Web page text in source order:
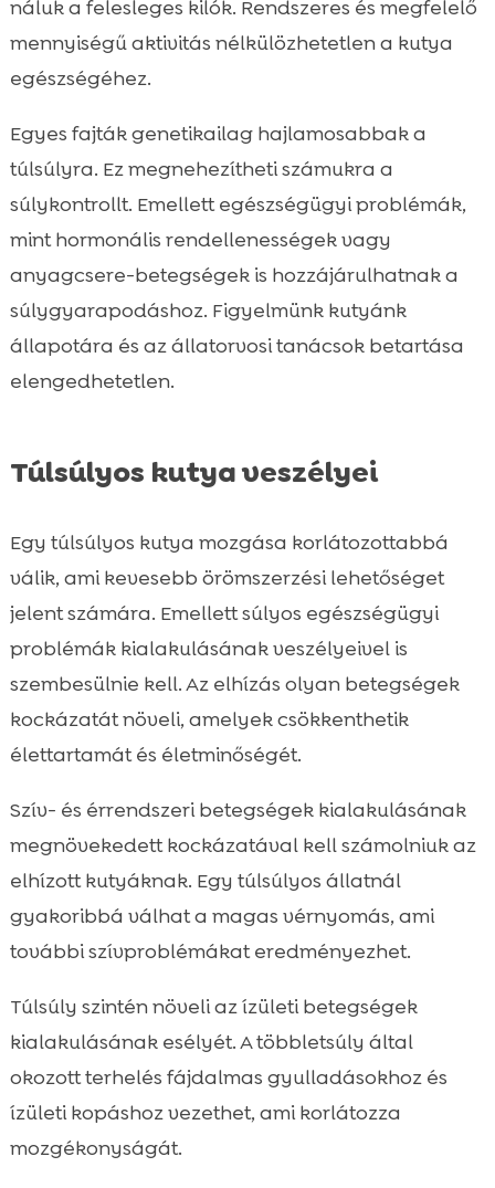
náluk a felesleges kilók. Rendszeres és megfelelő
mennyiségű aktivitás nélkülözhetetlen a kutya
egészségéhez.
Egyes fajták genetikailag hajlamosabbak a
túlsúlyra. Ez megnehezítheti számukra a
súlykontrollt. Emellett egészségügyi problémák,
mint hormonális rendellenességek vagy
anyagcsere-betegségek is hozzájárulhatnak a
súlygyarapodáshoz. Figyelmünk kutyánk
állapotára és az állatorvosi tanácsok betartása
elengedhetetlen.
Túlsúlyos kutya veszélyei
Egy túlsúlyos kutya mozgása korlátozottabbá
válik, ami kevesebb örömszerzési lehetőséget
jelent számára. Emellett súlyos egészségügyi
problémák kialakulásának veszélyeivel is
szembesülnie kell. Az elhízás olyan betegségek
kockázatát növeli, amelyek csökkenthetik
élettartamát és életminőségét.
Szív- és érrendszeri betegségek kialakulásának
megnövekedett kockázatával kell számolniuk az
elhízott kutyáknak. Egy túlsúlyos állatnál
gyakoribbá válhat a magas vérnyomás, ami
további szívproblémákat eredményezhet.
Túlsúly szintén növeli az ízületi betegségek
kialakulásának esélyét. A többletsúly által
okozott terhelés fájdalmas gyulladásokhoz és
ízületi kopáshoz vezethet, ami korlátozza
mozgékonyságát.